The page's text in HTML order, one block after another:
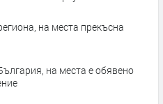
на места прекъсна
на места е обявено